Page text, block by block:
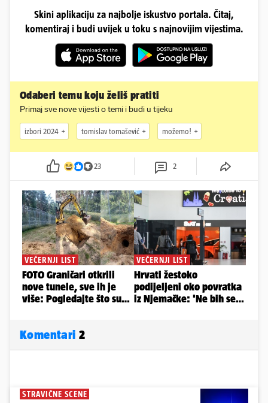
Skini aplikaciju za najbolje iskustvo portala. Čitaj,
komentiraj i budi uvijek u toku s najnovijim vijestima.
Odaberi temu koju želiš pratiti
Primaj sve nove vijesti o temi i budi u tijeku
izbori 2024 tomislav tomašević možemo!
23 2
Komentari 2
STRAVIČNE SCENE